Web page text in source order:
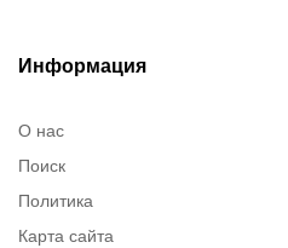
Информация
О нас
Поиск
Политика
Карта сайта